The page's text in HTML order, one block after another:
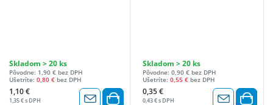
Skladom > 20 ks
Pôvodne: 1,90 € bez DPH
Ušetríte: 0,80 € bez DPH
1,10 €
1,35 € s DPH
Skladom > 20 ks
Pôvodne: 0,90 € bez DPH
Ušetríte: 0,55 € bez DPH
0,35 €
0,43 € s DPH